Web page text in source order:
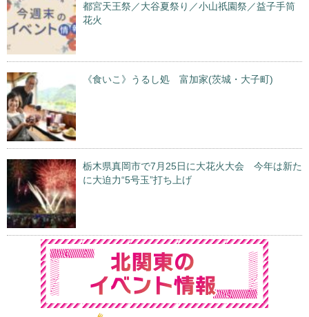
都宮天王祭／大谷夏祭り／小山祇園祭／益子手筒
花火
《食いこ》うるし処 富加家(茨城・大子町)
栃木県真岡市で7月25日に大花火大会 今年は新た
に大迫力“5号玉”打ち上げ